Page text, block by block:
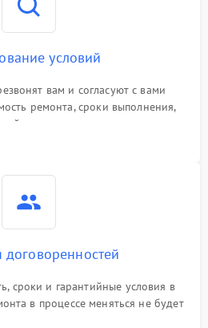
условий
вам и согласуют с вами
ремонта, сроки выполнения,
условия
сроки и гарантийные условия в
в процессе меняться не будет